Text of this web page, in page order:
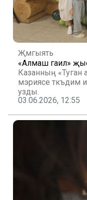
Җәмгыять
«Алмаш гаилә»
Казанның
мэриясе тәкъдим
узды.
03.06.2026, 12:55